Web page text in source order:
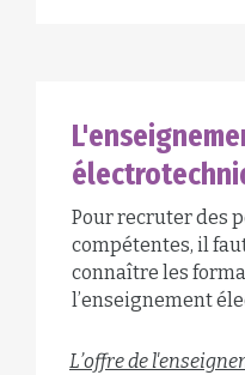
Pour recruter des
compétentes, il
connaître les
l’enseignement
L’offre de